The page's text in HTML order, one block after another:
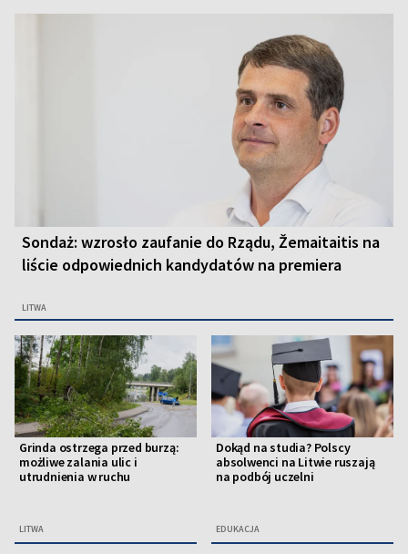
Sondaż: wzrosło zaufanie do Rządu, Žemaitaitis na
liście odpowiednich kandydatów na premiera
LITWA
Grinda ostrzega przed burzą:
możliwe zalania ulic i
utrudnienia w ruchu
LITWA
Dokąd na studia? Polscy
absolwenci na Litwie ruszają
na podbój uczelni
EDUKACJA